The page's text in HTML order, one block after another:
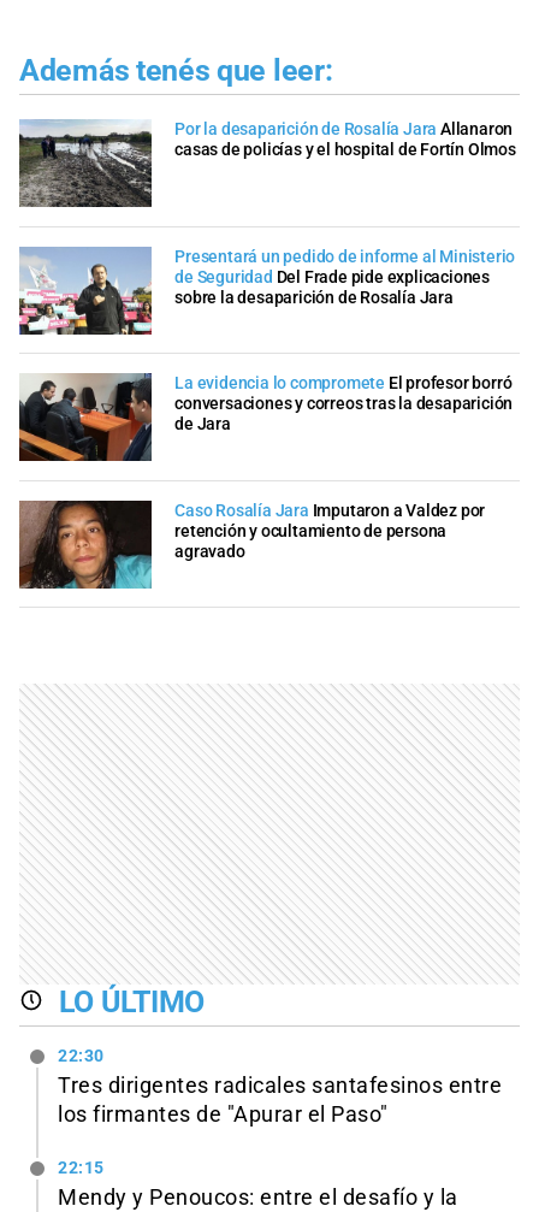
Además tenés que leer:
Por la desaparición de Rosalía Jara Allanaron
casas de policías y el hospital de Fortín Olmos
Presentará un pedido de informe al Ministerio
de Seguridad Del Frade pide explicaciones
sobre la desaparición de Rosalía Jara
La evidencia lo compromete El profesor borró
conversaciones y correos tras la desaparición
de Jara
Caso Rosalía Jara Imputaron a Valdez por
retención y ocultamiento de persona
agravado
LO ÚLTIMO
22:30
Tres dirigentes radicales santafesinos entre
los firmantes de "Apurar el Paso"
22:15
Mendy y Penoucos: entre el desafío y la